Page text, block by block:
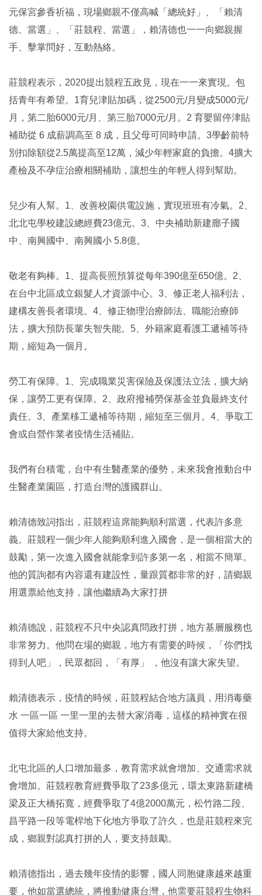
元保宮參香祈福，現場鄉親不僅高喊「總統好」、「賴清
德、當選」、「莊競程、當選」，賴清德也一一向鄉親握
手、擊掌問好，互動熱絡。
莊競程表示，2020提出競程五政見，現在一一來實現。包
括青年有希望。1育兒津貼加碼，從2500元/月變成5000元/
月，第二胎6000元/月、第三胎7000元/月。2 育嬰留停津貼
補助從 6 成薪調高至 8 成，且父母可同時申請。3學齡前特
別扣除額從2.5萬提高至12萬，減少年輕家庭的負擔。4擴大
產檢及不孕症治療相關補助，讓想生的年輕人得到幫助。
兒少有人幫。1、改善校園供電設施，實現班班有冷氣。2、
北北屯學校建設總經費23億元。3、中央補助新建廍子國
中、南興國中、南興國小 5.8億。
敬老有夠棒。1、提高長照預算從每年390億至650億。2、
在台中北區成立銀髮人才資源中心。3、修正老人福利法，
建構友善長者環境。4、修正物理治療師法、職能治療師
法，擴大預防長輩失智失能。5、外籍家庭看護工遞補等待
期，縮短為一個月。
勞工有保障。1、完成職業災害保險及保護法立法，擴大納
保，讓勞工更有保障。2、政府撥補勞保基金並負最終支付
責任。3、產業移工遞補等待期，縮短至三個月。4、爭取工
會或自營作業者疫情生活補貼。
我們有台積電，台中有生醫產業的優勢，未來我會推動台中
生醫產業園區，打造台灣的護國群山。
賴清德致詞指出，莊競程這席能夠順利當選，代表許多意
義。莊競程一個少年人能夠順利進入國會，是一個相當大的
鼓勵，第一次進入國會就能拿到許多第一名，相當不簡單。
他的質詢都有內容還有建設性，量跟質都非常的好，請鄉親
用選票給他支持，讓他繼續為大家打拼
賴清德說，莊競程不只中央認真問政打拼，地方基層服務也
非常努力。他問在場的鄉親，地方有需要的時候，「你們找
得到人吧」，民眾都回，「有厚」 ，他沒有讓大家失望。
賴清德表示，疫情的時候，莊競程結合地方議員，用消毒藥
水 一區一區 一里一里的去替大家消毒，這樣的精神實在很
值得大家給他支持。
北屯北區的人口增加最多，教育需求就會增加、交通需求就
會增加。莊競程教育經費爭取了23多億元，環太東路新建橋
梁及正大橋拓寬，經費爭取了4億2000萬元，松竹路二段、
昌平路一段等電桿地下化地方爭取了許久，也是莊競程來完
成，鄉親對認真打拼的人，要支持鼓勵。
賴清德指出，過去幾年疫情的影響，國人同胞健康越來越重
要，他如當選總統，將推動健康台灣，他需要莊競程生物科